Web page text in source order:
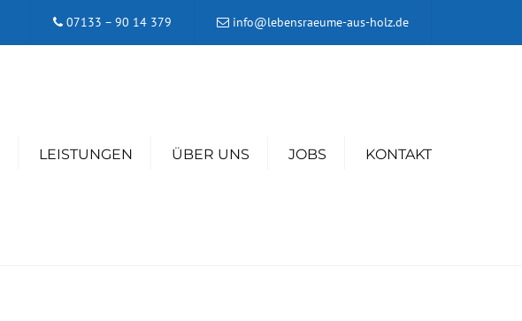
07133 – 90 14 379 info@lebensraeume-aus-holz.de
LEISTUNGEN ÜBER UNS JOBS KONTAKT